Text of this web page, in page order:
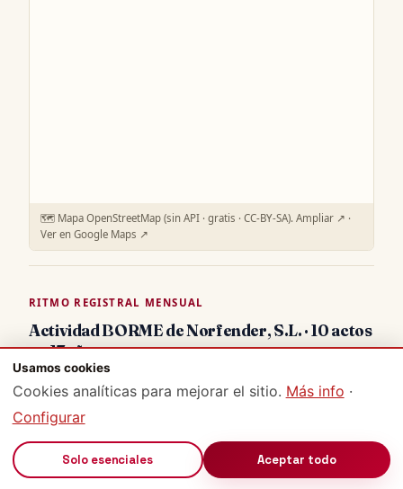
🗺️ Mapa OpenStreetMap (sin API · gratis · CC-BY-SA). Ampliar ↗ ·
Ver en Google Maps ↗
RITMO REGISTRAL MENSUAL
Actividad BORME de Norfender, S.L. · 10 actos
en 17 años
Histograma temporal de actos registrales publicados por
Norfender, S.L.en elBORME. Cada acto agrupa uno o
varioshechos jurídicos granulares
movimientos de capital…), de ahí que el detalle del histórico
sume más entradas que el número de actos. Útil para
detectar etapas de actividad intensa (capital, fusiones,
Usamos cookies
Cookies analíticas para mejorar el sitio. Más info ·
Configurar
Solo esenciales Aceptar todo